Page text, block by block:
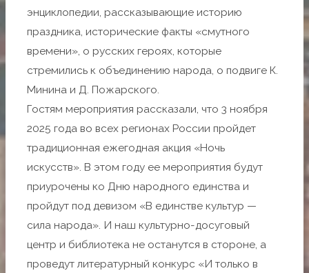
энциклопедии, рассказывающие историю
праздника, исторические факты «смутного
времени», о русских героях, которые
стремились к объединению народа, о подвиге К.
Минина и Д. Пожарского.
Гостям мероприятия рассказали, что 3 ноября
2025 года во всех регионах России пройдет
традиционная ежегодная акция «Ночь
искусств». В этом году ее мероприятия будут
приурочены ко Дню народного единства и
пройдут под девизом «В единстве культур —
сила народа». И наш культурно-досуговый
центр и библиотека не останутся в стороне, а
проведут литературный конкурс «И только в